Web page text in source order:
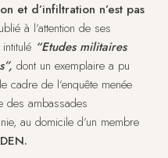
et d’infiltration n’est pas
à l’attention de ses
“Etudes militaires
dont un exemplaire a pu
cadre de l’enquête menée
des ambassades
au domicile d’un membre